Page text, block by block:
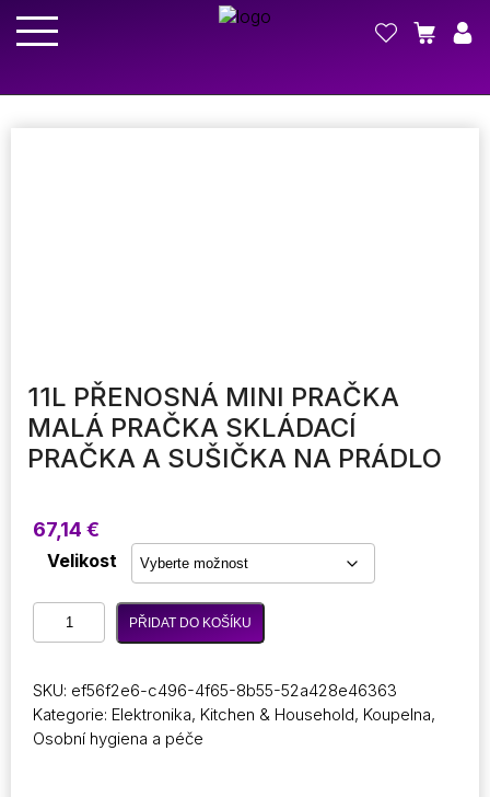
11L PŘENOSNÁ MINI PRAČKA
MALÁ PRAČKA SKLÁDACÍ
PRAČKA A SUŠIČKA NA PRÁDLO
67,14 €
Velikost
11L
přenosná
Malá
pračka
Skládací
PŘIDAT DO KOŠÍKU
SKU: ef56f2e6-c496-4f65-8b55-52a428e46363
Kategorie: Elektronika, Kitchen & Household, Koupelna,
Osobní hygiena a péče